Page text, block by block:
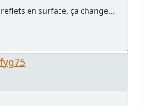
en surface, ça change...